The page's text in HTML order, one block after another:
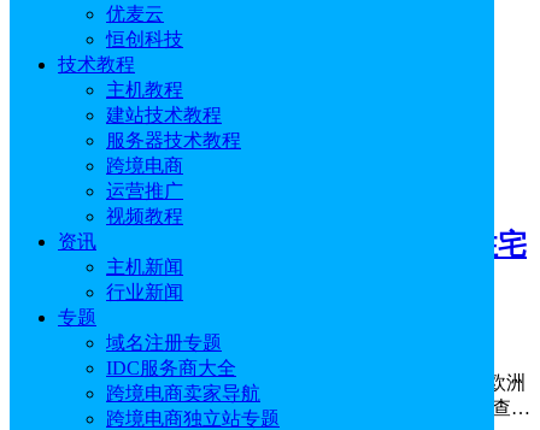
优麦云
恒创科技
技术教程
主机教程
建站技术教程
服务器技术教程
跨境电商
运营推广
视频教程
资讯
主机新闻
行业新闻
专题
域名注册专题
IDC服务商大全
跨境电商卖家导航
跨境电商独立站专题
莱卡云法国双ISP VPS评测 巴黎原生住宅
IP 欧洲访问与流媒体表现实测
2026年07月24日0赞
欧洲VPS的选择不少，但如果业务明确需要法国IP，普通欧洲
节点并不能完全替代巴黎机房。除了服务器配置，还要检查…